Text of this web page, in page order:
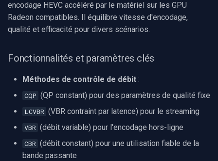
Spécifique à Linux
Spécifique à Apple
LTS
Speco Technologies
encodage HEVC accéléré par le matériel sur les GPU
Radeon compatibles. Il équilibre vitesse d'encodage,
qualité et efficacité pour divers scénarios.
Fonctionnalités et paramètres clés
Méthodes de contrôle de débit :
CQP (QP constant) pour des paramètres de qualité fixe
LCVBR (VBR contraint par latence) pour le streaming
VBR (débit variable) pour l'encodage hors-ligne
CBR (débit constant) pour une utilisation fiable de la
bande passante